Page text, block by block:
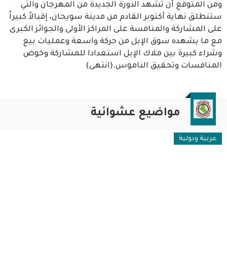
ومن المتوقع أن تشهد الدورة الجديدة من المهرجان والتي
ستنطلق نهاية أكتوبر القادم من مدينة سويحان، إقبالاً كبيراً
على المشاركة والمنافسة على المراكز الأولى والجوائز الكبرى
مع ما يشهده سوق الإبل من حركة واسعة وعمليات بيع
وشراء كبيرة بين ملاك الإبل استعدادا للمشاركة وخوض
المنافسات وتحقيق الناموس.(انتهى)
مواضيع عشوائية
عربية ودولية